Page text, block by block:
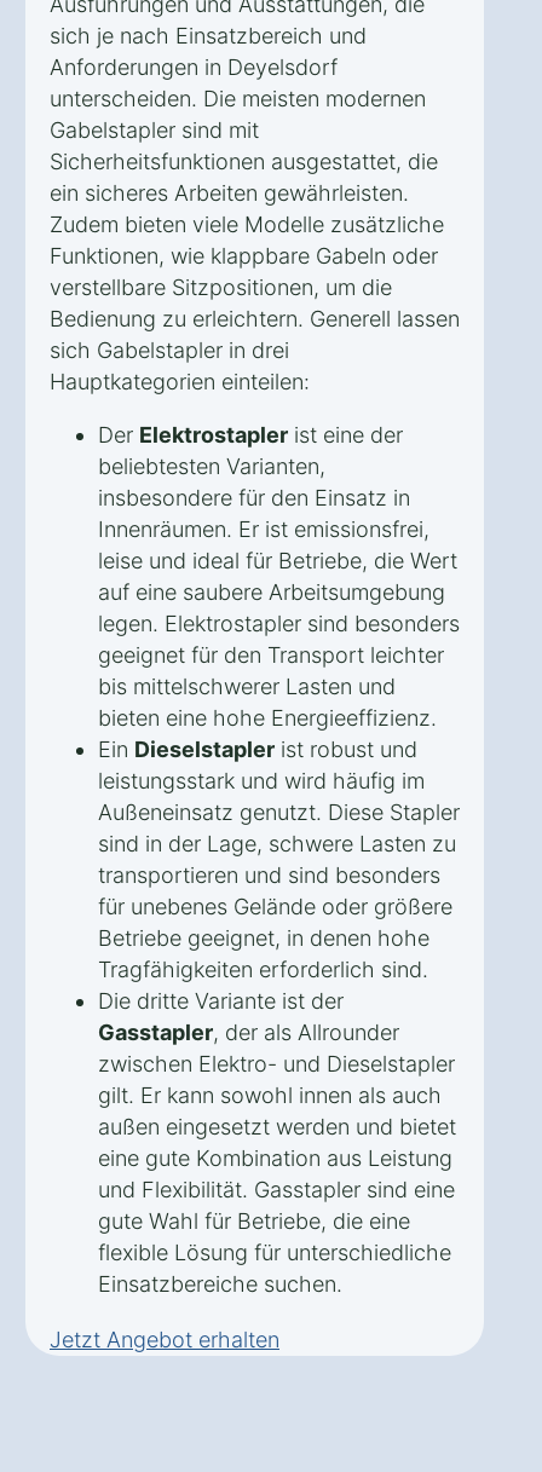
sich je nach Einsatzbereich und
Anforderungen in Deyelsdorf
unterscheiden. Die meisten modernen
Gabelstapler sind mit
Sicherheitsfunktionen ausgestattet, die
ein sicheres Arbeiten gewährleisten.
Zudem bieten viele Modelle zusätzliche
Funktionen, wie klappbare Gabeln oder
verstellbare Sitzpositionen, um die
Bedienung zu erleichtern. Generell lassen
sich Gabelstapler in drei
Hauptkategorien einteilen:
Der Elektrostapler ist eine der
beliebtesten Varianten,
insbesondere für den Einsatz in
Innenräumen. Er ist emissionsfrei,
leise und ideal für Betriebe, die Wert
auf eine saubere Arbeitsumgebung
legen. Elektrostapler sind besonders
geeignet für den Transport leichter
bis mittelschwerer Lasten und
bieten eine hohe Energieeffizienz.
Ein Dieselstapler ist robust und
leistungsstark und wird häufig im
Außeneinsatz genutzt. Diese Stapler
sind in der Lage, schwere Lasten zu
transportieren und sind besonders
für unebenes Gelände oder größere
Betriebe geeignet, in denen hohe
Tragfähigkeiten erforderlich sind.
Die dritte Variante ist der
Gasstapler, der als Allrounder
zwischen Elektro- und Dieselstapler
gilt. Er kann sowohl innen als auch
außen eingesetzt werden und bietet
eine gute Kombination aus Leistung
und Flexibilität. Gasstapler sind eine
gute Wahl für Betriebe, die eine
flexible Lösung für unterschiedliche
Einsatzbereiche suchen.
Jetzt Angebot erhalten